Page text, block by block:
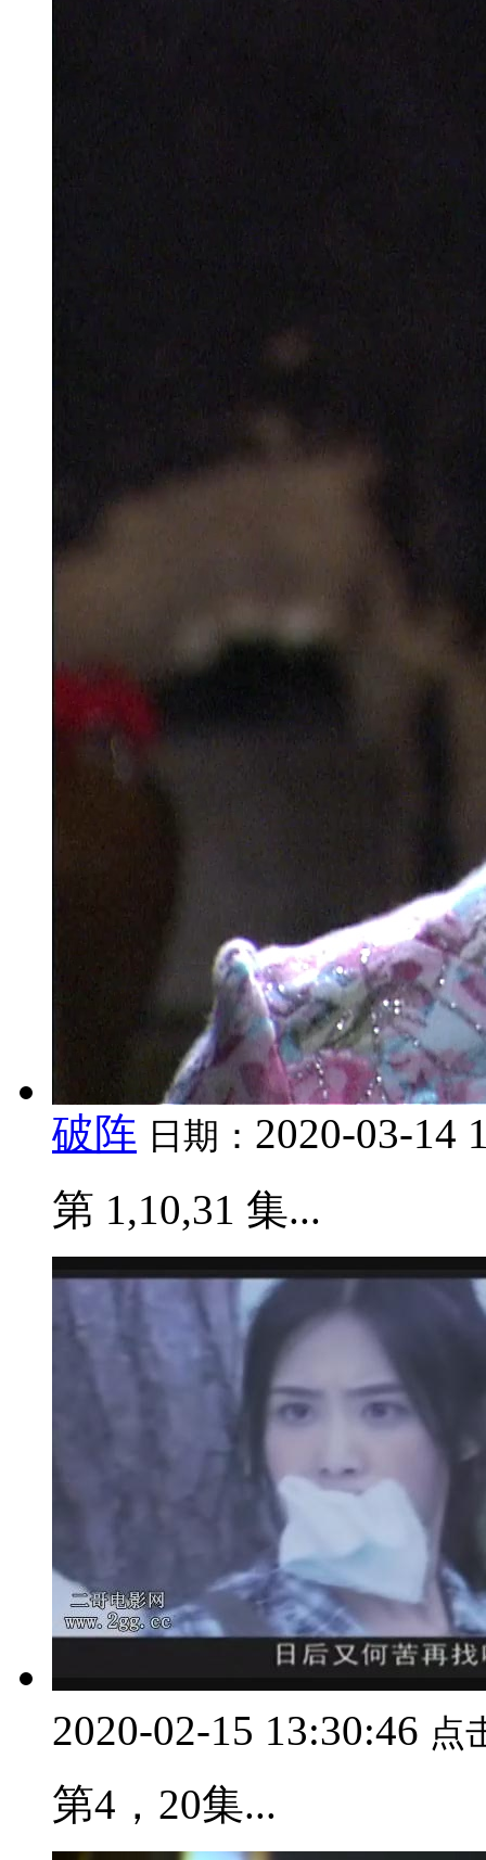
破阵 日期： 2020-03-14
第 1,10,31 集...
2020-02-15 13:30:46 点
第4，20集...